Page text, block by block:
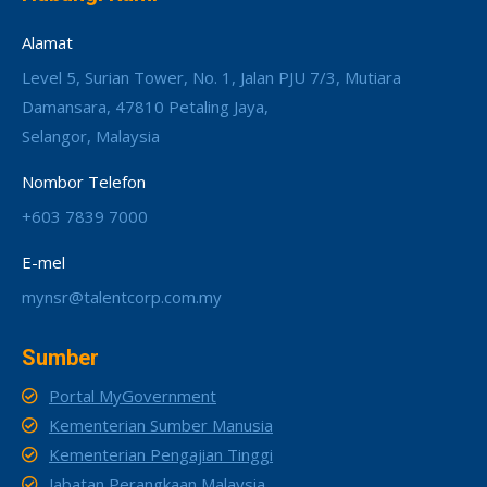
Alamat
Level 5, Surian Tower, No. 1, Jalan PJU 7/3, Mutiara
Damansara, 47810 Petaling Jaya,
Selangor, Malaysia
Nombor Telefon
+603 7839 7000
E-mel
mynsr@talentcorp.com.my
Sumber
Portal MyGovernment
Kementerian Sumber Manusia
Kementerian Pengajian Tinggi